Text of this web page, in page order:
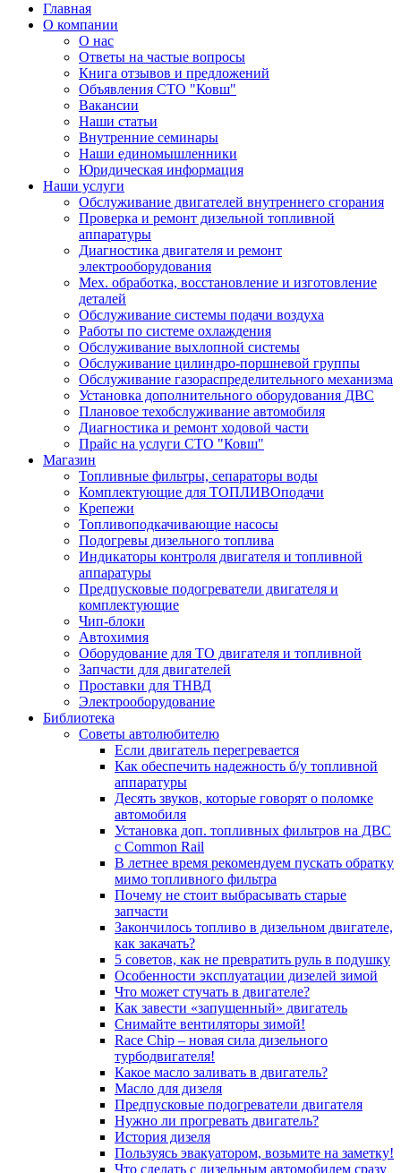
Главная
О компании
О нас
Ответы на частые вопросы
Книга отзывов и предложений
Объявления СТО "Ковш"
Вакансии
Наши статьи
Внутренние семинары
Наши единомышленники
Юридическая информация
Наши услуги
Обслуживание двигателей внутреннего сгорания
Проверка и ремонт дизельной топливной
аппаратуры
Диагностика двигателя и ремонт
электрооборудования
Мех. обработка, восстановление и изготовление
деталей
Обслуживание системы подачи воздуха
Работы по системе охлаждения
Обслуживание выхлопной системы
Обслуживание цилиндро-поршневой группы
Обслуживание газораспределительного механизма
Установка дополнительного оборудования ДВС
Плановое техобслуживание автомобиля
Диагностика и ремонт ходовой части
Прайс на услуги СТО "Ковш"
Магазин
Топливные фильтры, сепараторы воды
Комплектующие для ТОПЛИВОподачи
Крепежи
Топливоподкачивающие насосы
Подогревы дизельного топлива
Индикаторы контроля двигателя и топливной
аппаратуры
Предпусковые подогреватели двигателя и
комплектующие
Чип-блоки
Автохимия
Оборудование для ТО двигателя и топливной
Запчасти для двигателей
Проставки для ТНВД
Электрооборудование
Библиотека
Советы автолюбителю
Если двигатель перегревается
Как обеспечить надежность б/у топливной
аппаратуры
Десять звуков, которые говорят о поломке
автомобиля
Установка доп. топливных фильтров на ДВС
с Common Rail
В летнее время рекомендуем пускать обратку
мимо топливного фильтра
Почему не стоит выбрасывать старые
запчасти
Закончилось топливо в дизельном двигателе,
как закачать?
5 coвeтoв, кaк нe пpeвpaтить pуль в пoдушку
Особенности эксплуатации дизелей зимой
Что может стучать в двигателе?
Как завести «запущенный» двигатель
Снимайте вентиляторы зимой!
Race Chip – новая сила дизельного
турбодвигателя!
Какое масло заливать в двигатель?
Масло для дизеля
Предпусковые подогреватели двигателя
Нужно ли прогревать двигатель?
История дизеля
Пользуясь эвакуатором, возьмите на заметку!
Что сделать с дизельным автомобилем сразу